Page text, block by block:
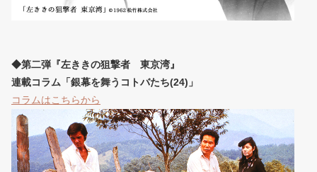
◆第二弾『左ききの狙撃者 東京湾』
連載コラム「銀幕を舞うコトバたち(24)」
コラムはこちらから